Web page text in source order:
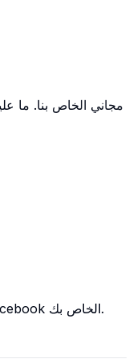
لا يقلل تغيير حجم صورة قصة Facebook من الجودة. تضمن أداتنا أفضل جودة لـ صورة قصة Facebook الخاص بك.